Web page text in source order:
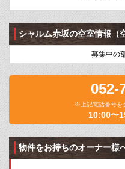
シャルム赤坂の空室情報（
募集中の
052-
※上記電話番号を
10:00〜
物件をお持ちのオーナー様